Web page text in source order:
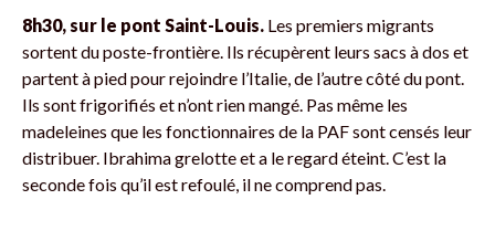
8h30, sur le pont Saint-Louis. Les premiers migrants
sortent du poste-frontière. Ils récupèrent leurs sacs à dos et
partent à pied pour rejoindre l’Italie, de l’autre côté du pont.
Ils sont frigorifiés et n’ont rien mangé. Pas même les
madeleines que les fonctionnaires de la PAF sont censés leur
distribuer. Ibrahima grelotte et a le regard éteint. C’est la
seconde fois qu’il est refoulé, il ne comprend pas.